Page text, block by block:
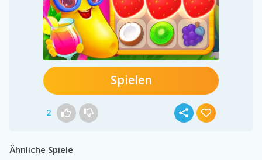
Spielen
2
Ähnliche Spiele